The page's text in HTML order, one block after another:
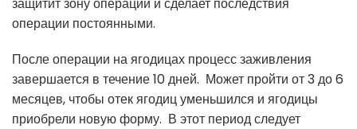
операции постоянными.
После операции на ягодицах процесс заживления
завершается в течение 10 дней. Может пройти от 3 до 6
месяцев, чтобы отек ягодиц уменьшился и ягодицы
приобрели новую форму. В этот период следует